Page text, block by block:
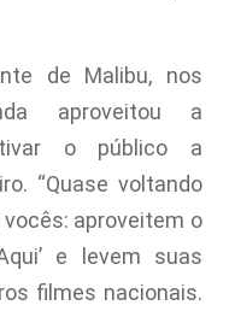
de Malibu, nos
aproveitou a
o público a
“Quase voltando
aproveitem o
e levem suas
filmes nacionais.